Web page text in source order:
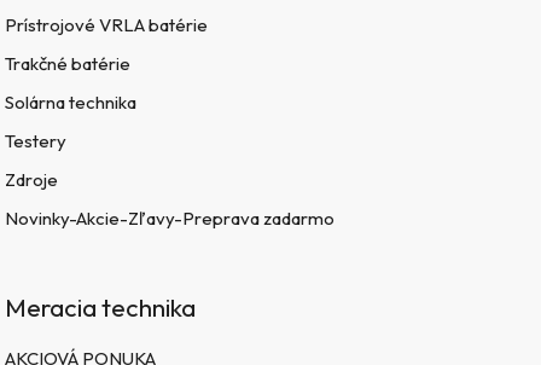
Prístrojové VRLA batérie
Trakčné batérie
Solárna technika
Testery
Zdroje
Novinky-Akcie-Zľavy-Preprava zadarmo
Meracia technika
AKCIOVÁ PONUKA